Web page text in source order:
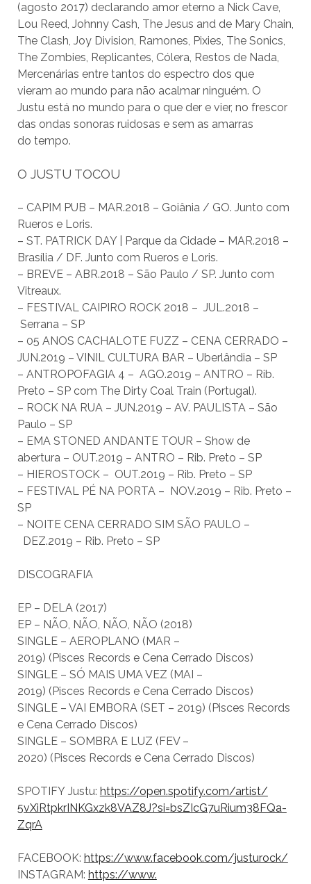
(agosto 2017) declarando amor eterno a Nick Cave,
Lou Reed, Johnny Cash, The Jesus and de Mary Chain,
The Clash, Joy Division, Ramones, Pixies, The Sonics,
The Zombies, Replicantes, Cólera, Restos de Nada,
Mercenárias entre tantos do espectro dos que
vieram ao mundo para não acalmar ninguém. O
Justu está no mundo para o que der e vier, no frescor
das ondas sonoras ruidosas e sem as amarras
do tempo.
O JUSTU TOCOU
– CAPIM PUB – MAR.2018 – Goiânia / GO. Junto com
Rueros e Loris.
– ST. PATRICK DAY | Parque da Cidade – MAR.2018 –
Brasília / DF. Junto com Rueros e Loris.
– BREVE – ABR.2018 – São Paulo / SP. Junto com
Vitreaux.
– FESTIVAL CAIPIRO ROCK 2018 – JUL.2018 –
Serrana – SP
– 05 ANOS CACHALOTE FUZZ – CENA CERRADO –
JUN.2019 – VINIL CULTURA BAR – Uberlândia – SP
– ANTROPOFAGIA 4 – AGO.2019 – ANTRO – Rib.
Preto – SP com The Dirty Coal Train (Portugal).
– ROCK NA RUA – JUN.2019 – AV. PAULISTA – São
Paulo – SP
– EMA STONED ANDANTE TOUR – Show de
abertura – OUT.2019 – ANTRO – Rib. Preto – SP
– HIEROSTOCK – OUT.2019 – Rib. Preto – SP
– FESTIVAL PÉ NA PORTA – NOV.2019 – Rib. Preto –
SP
– NOITE CENA CERRADO SIM SÃO PAULO –
DEZ.2019 – Rib. Preto – SP
DISCOGRAFIA
EP – DELA (2017)
EP – NÃO, NÃO, NÃO, NÃO (2018)
SINGLE – AEROPLANO (MAR –
2019) (Pisces Records e Cena Cerrado Discos)
SINGLE – SÓ MAIS UMA VEZ (MAI –
2019) (Pisces Records e Cena Cerrado Discos)
SINGLE – VAI EMBORA (SET – 2019) (Pisces Records
e Cena Cerrado Discos)
SINGLE – SOMBRA E LUZ (FEV –
2020) (Pisces Records e Cena Cerrado Discos)
SPOTIFY Justu: https://open.spotify.com/artist/
5vXiRtpkrINKGxzk8VAZ8J?si=bsZIcG7uRium38FQa-
ZqrA
FACEBOOK: https://www.facebook.com/justurock/
INSTAGRAM: https://www.